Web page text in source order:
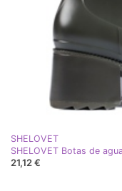
SHELOVET
SHELOVET Botas de
21,12 €